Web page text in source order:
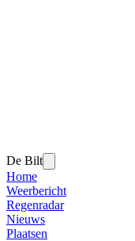
De Bilt
Home
Weerbericht
Regenradar
Nieuws
Plaatsen